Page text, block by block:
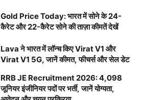
Gold Price Today: भारत में सोने के 24-
कैरेट और 22-कैरेट सोने की ताज़ा कीमतें देखें
Lava ने भारत में लॉन्च किए Virat V1 और
Virat V1 5G, जानें कीमत, फीचर्स और सेल डेट
RRB JE Recruitment 2026: 4,098
जूनियर इंजीनियर पदों पर भर्ती, जानें योग्यता,